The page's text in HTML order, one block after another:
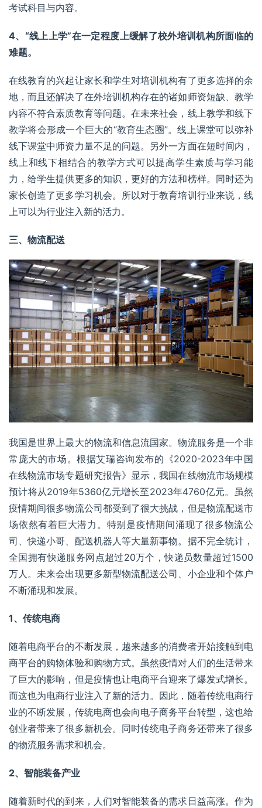
考试科目与内容。
4、“线上上学”在一定程度上缓解了校外培训机构所面临的
难题。
在线教育的兴起让家长和学生对培训机构有了更多选择的余
地，而且还解决了在外培训机构存在的诸如师资短缺、教学
内容不符合素质教育等问题。在未来社会，线上教学和线下
教学将会形成一个巨大的“教育生态圈”。线上课堂可以弥补
线下课堂中师资力量不足的问题。另外一方面在短时间内，
线上和线下相结合的教学方式可以提高学生素质与学习能
力，给学生提供更多的知识，更好的方法和榜样。同时还为
家长创造了更多学习机会。所以对于教育培训行业来说，线
上可以为行业注入新的活力。
三、物流配送
我国是世界上最大的物流和信息流国家。物流服务是一个非
常庞大的市场。根据艾瑞咨询发布的《2020-2023年中国
在线物流市场专题研究报告》显示，我国在线物流市场规模
预计将从2019年5360亿元增长至2023年4760亿元。虽然
疫情期间很多物流公司都受到了很大挑战，但是物流配送市
场依然有着巨大潜力。特别是疫情期间涌现了很多物流公
司、快递小哥、配送机器人等大量新事物。据不完全统计，
全国拥有快递服务网点超过20万个，快递员数量超过1500
万人。未来会出现更多新型物流配送公司、 小企业和个体户
不断涌现和发展。
1、传统电商
随着电商平台的不断发展，越来越多的消费者开始接触到电
商平台的购物体验和购物方式。虽然疫情对人们的生活带来
了巨大的影响，但是疫情也让电商平台迎来了爆发式增长。
而这也为电商行业注入了新的活力。因此，随着传统电商行
业的不断发展，传统电商也会向电子商务平台转型，这也给
创业者带来了很多新机会。同时传统电子商务还带来了很多
的物流服务需求和机会。
2、智能装备产业
随着新时代的到来，人们对智能装备的需求日益高涨。作为